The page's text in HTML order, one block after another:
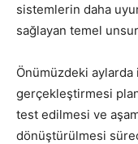
sistemlerin daha
sağlayan temel
Önümüzdeki aylarda
gerçekleştirmesi
test edilmesi ve
dönüştürülmesi